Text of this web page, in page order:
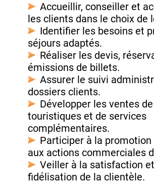
Accueillir, conseiller et
les clients dans le choix de
Identifier les besoins et
séjours adaptés.
Réaliser les devis,
émissions de billets.
Assurer le suivi
dossiers clients.
Développer les ventes
touristiques et de services
complémentaires.
Participer à la
aux actions commerciales
Veiller à la satisfaction
fidélisation de la clientèle.